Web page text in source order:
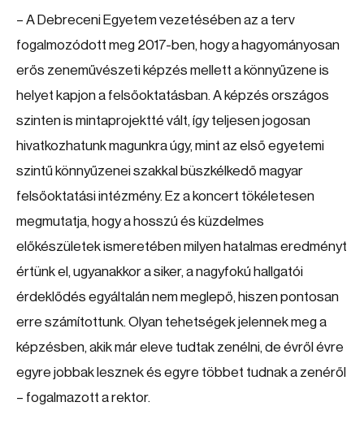
– A Debreceni Egyetem vezetésében az a terv
fogalmozódott meg 2017-ben, hogy a hagyományosan
erős zeneművészeti képzés mellett a könnyűzene is
helyet kapjon a felsőoktatásban. A képzés országos
szinten is mintaprojektté vált, így teljesen jogosan
hivatkozhatunk magunkra úgy, mint az első egyetemi
szintű könnyűzenei szakkal büszkélkedő magyar
felsőoktatási intézmény. Ez a koncert tökéletesen
megmutatja, hogy a hosszú és küzdelmes
előkészületek ismeretében milyen hatalmas eredményt
értünk el, ugyanakkor a siker, a nagyfokú hallgatói
érdeklődés egyáltalán nem meglepő, hiszen pontosan
erre számítottunk. Olyan tehetségek jelennek meg a
képzésben, akik már eleve tudtak zenélni, de évről évre
egyre jobbak lesznek és egyre többet tudnak a zenéről
– fogalmazott a rektor.